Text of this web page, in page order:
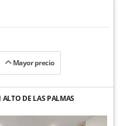
Mayor precio
DE LAS PALMAS